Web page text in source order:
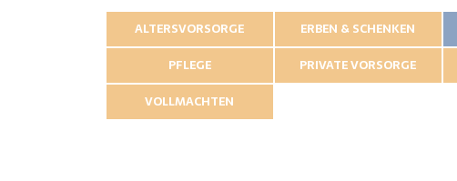
ALTERSVORSORGE ERBEN & SCHENKEN
PFLEGE
PRIVATE VORSORGE
VOLLMACHTEN